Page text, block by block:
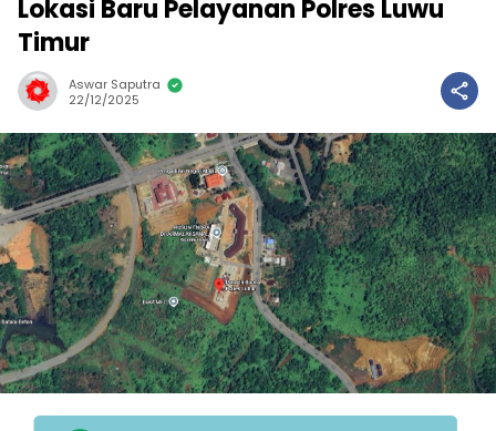
Lokasi Baru Pelayanan Polres Luwu
Timur
Aswar Saputra
22/12/2025